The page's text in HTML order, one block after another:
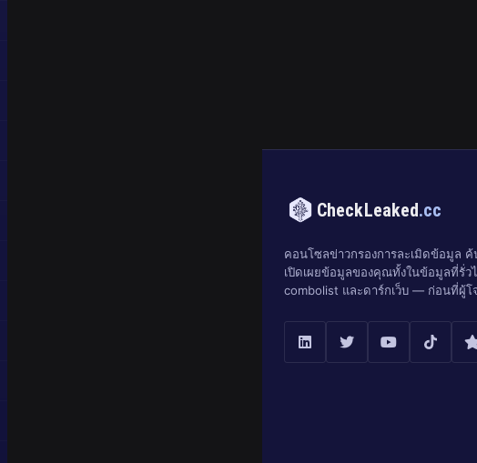
CheckLeaked.cc
คอนโซลข่าวกรองการละเมิดข้อมูล ค้
เปิดเผยข้อมูลของคุณทั้งในข้อมูลที่รั่ว
combolist และดาร์กเว็บ — ก่อนที่ผู้